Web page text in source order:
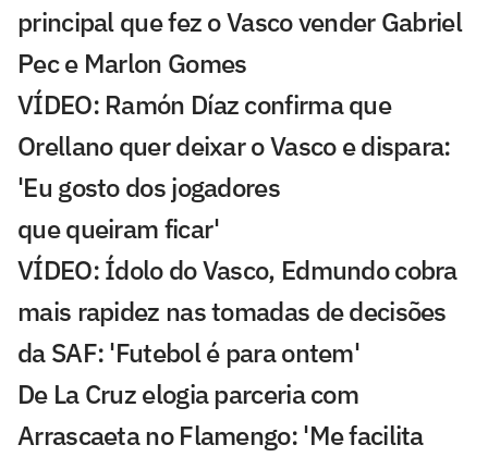
principal que fez o Vasco vender Gabriel
Pec e Marlon Gomes
VÍDEO: Ramón Díaz confirma que
Orellano quer deixar o Vasco e dispara:
'Eu gosto dos jogadores
que queiram ficar'
VÍDEO: Ídolo do Vasco, Edmundo cobra
mais rapidez nas tomadas de decisões
da SAF: 'Futebol é para ontem'
De La Cruz elogia parceria com
Arrascaeta no Flamengo: 'Me facilita